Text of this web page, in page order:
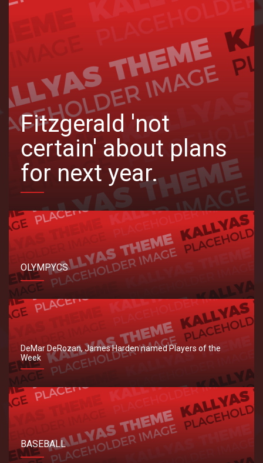
Fitzgerald 'not
certain' about plans
for next year.
OLYMPYCS
DeMar DeRozan, James Harden named Players of the
Week
BASEBALL